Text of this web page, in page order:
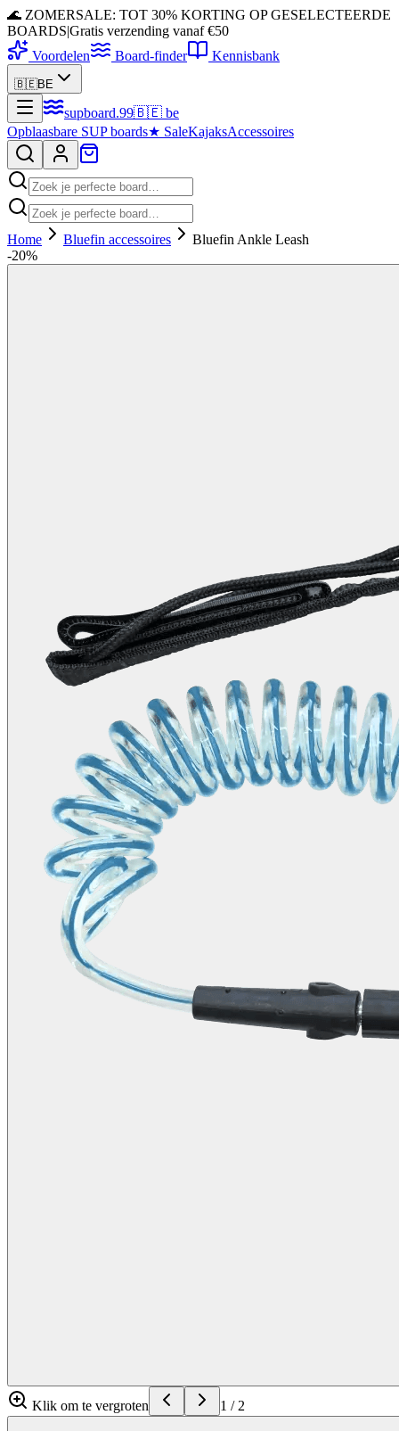
🌊 ZOMERSALE: TOT 30% KORTING OP GESELECTEERDE
BOARDS|Gratis verzending vanaf €50
Voordelen
Board-finder Kennisbank
🇧🇪BE
supboard.99🇧🇪 be
Opblaasbare SUP boards★ SaleKajaksAccessoires
Home Bluefin accessoires
Bluefin Ankle Leash
-20%
Klik om te vergroten 1 / 2